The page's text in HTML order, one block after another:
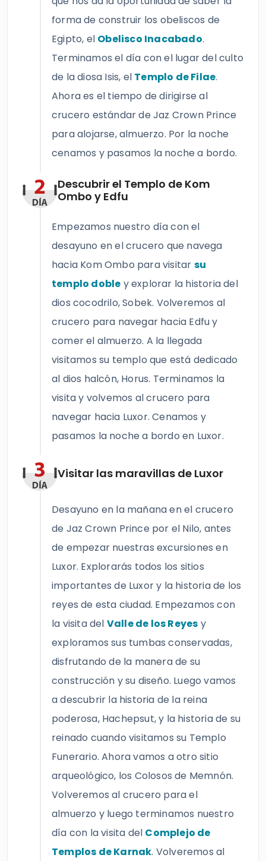
forma de construir los obeliscos de
Egipto, el Obelisco Inacabado.
Terminamos el día con el lugar del culto
de la diosa Isis, el Templo de Filae.
Ahora es el tiempo de dirigirse al
crucero estándar de Jaz Crown Prince
para alojarse, almuerzo. Por la noche
cenamos y pasamos la noche a bordo.
Descubrir el Templo de Kom
Ombo y Edfu
Empezamos nuestro día con el
desayuno en el crucero que navega
hacia Kom Ombo para visitar su
templo doble y explorar la historia del
dios cocodrilo, Sobek. Volveremos al
crucero para navegar hacia Edfu y
comer el almuerzo. A la llegada
visitamos su templo que está dedicado
al dios halcón, Horus. Terminamos la
visita y volvemos al crucero para
navegar hacia Luxor. Cenamos y
pasamos la noche a bordo en Luxor.
Visitar las maravillas de Luxor
Desayuno en la mañana en el crucero
de Jaz Crown Prince por el Nilo, antes
de empezar nuestras excursiones en
Luxor. Explorarás todos los sitios
importantes de Luxor y la historia de los
reyes de esta ciudad. Empezamos con
la visita del Valle de los Reyes y
exploramos sus tumbas conservadas,
disfrutando de la manera de su
construcción y su diseño. Luego vamos
a descubrir la historia de la reina
poderosa, Hachepsut, y la historia de su
reinado cuando visitamos su Templo
Funerario. Ahora vamos a otro sitio
arqueológico, los Colosos de Memnón.
Volveremos al crucero para el
almuerzo y luego terminamos nuestro
día con la visita del Complejo de
Templos de Karnak. Volveremos al